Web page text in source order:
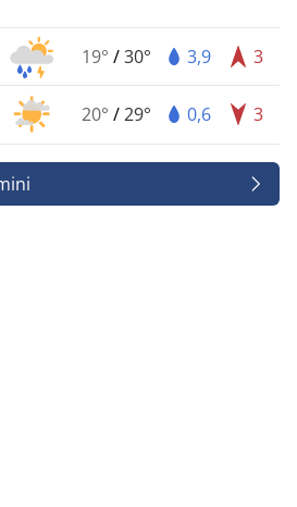
19° /30° 3,9 3
20° /29° 0,6 3